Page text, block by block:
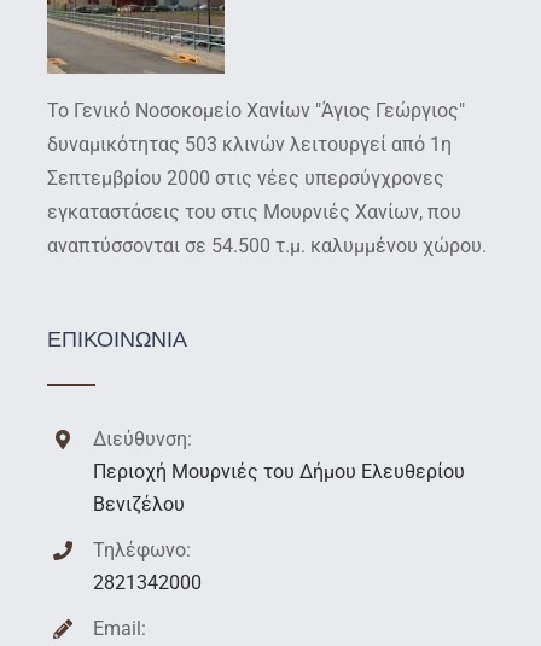
Το Γενικό Νοσοκομείο Χανίων "Άγιος Γεώργιος"
δυναμικότητας 503 κλινών λειτουργεί από 1η
Σεπτεμβρίου 2000 στις νέες υπερσύγχρονες
εγκαταστάσεις του στις Μουρνιές Χανίων, που
αναπτύσσονται σε 54.500 τ.μ. καλυμμένου χώρου.
ΕΠΙΚΟΙΝΩΝΙΑ
Διεύθυνση:
Περιοχή Μουρνιές του Δήμου Ελευθερίου
Βενιζέλου
Τηλέφωνο:
2821342000
Email: